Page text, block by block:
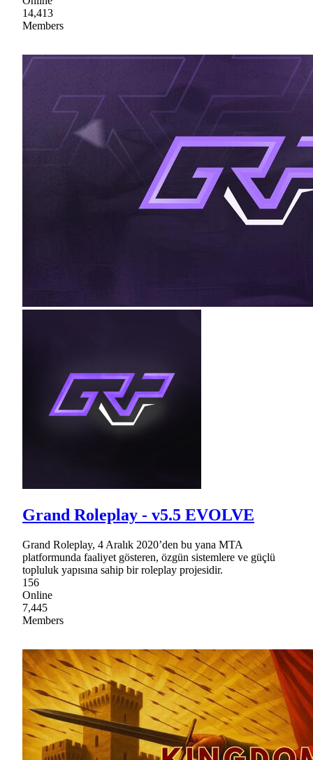
14,413
Members
Grand Roleplay - v5.5 EVOLVE
Grand Roleplay, 4 Aralık 2020’den bu yana MTA
platformunda faaliyet gösteren, özgün sistemlere ve güçlü
topluluk yapısına sahip bir roleplay projesidir.
156
Online
7,445
Members